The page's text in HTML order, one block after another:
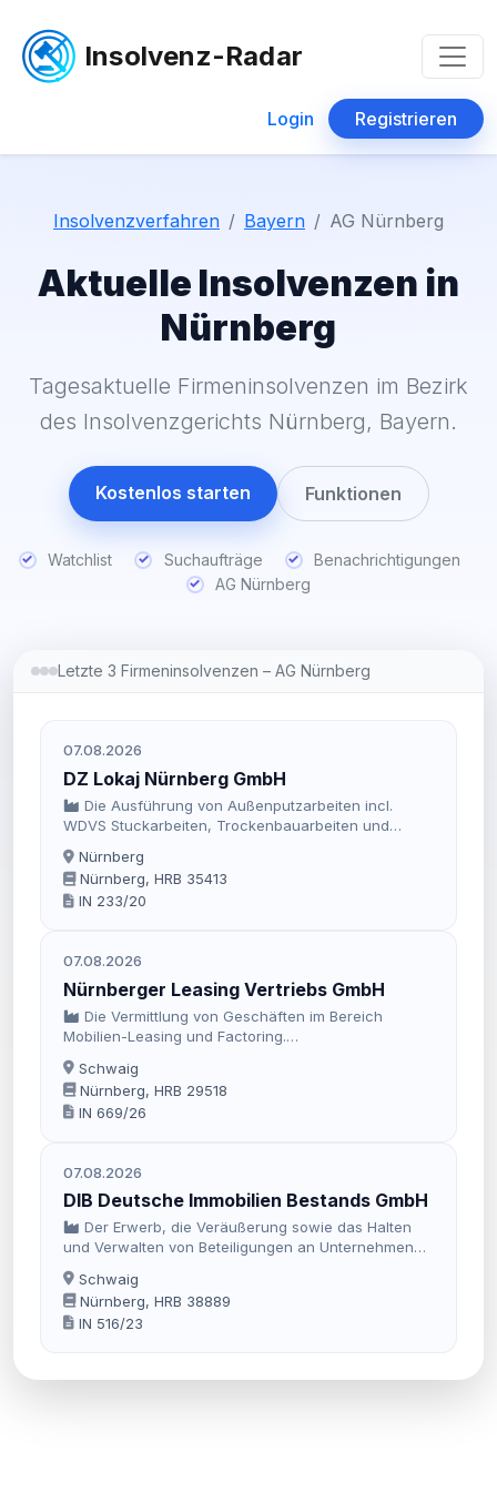
Insolvenz-Radar
Login Registrieren
Insolvenzverfahren Bayern AG Nürnberg
Aktuelle Insolvenzen in
Nürnberg
Tagesaktuelle Firmeninsolvenzen im Bezirk
des Insolvenzgerichts Nürnberg, Bayern.
Kostenlos starten Funktionen
Watchlist Suchaufträge
Benachrichtigungen
AG Nürnberg
Letzte 3 Firmeninsolvenzen – AG Nürnberg
07.08.2026
DZ Lokaj Nürnberg GmbH
Die Ausführung von Außenputzarbeiten incl.
WDVS Stuckarbeiten, Trockenbauarbeiten und
Fliesenarbeiten.
Nürnberg
Nürnberg, HRB 35413
IN 233/20
07.08.2026
Nürnberger Leasing Vertriebs GmbH
Die Vermittlung von Geschäften im Bereich
Mobilien-Leasing und Factoring.
Genehmigungspflichtige Tätigkeiten sind nicht
Gegenstand des Unternehmens, insbesondere
weder Bankgeschäfte noch Finanzdienstleistungen
im Sinne des KWG, insbesondere auch kein
Schwaig
Nürnberg, HRB 29518
IN 669/26
07.08.2026
DIB Deutsche Immobilien Bestands GmbH
Der Erwerb, die Veräußerung sowie das Halten
und Verwalten von Beteiligungen an Unternehmen
und Immobilien. Gegenstand des Unternehmens ist
auch die Verwaltung eigenen Vermögens.
Schwaig
Nürnberg, HRB 38889
IN 516/23